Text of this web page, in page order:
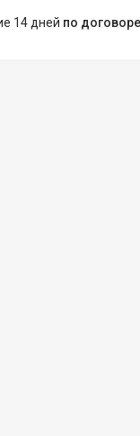
14 дней по